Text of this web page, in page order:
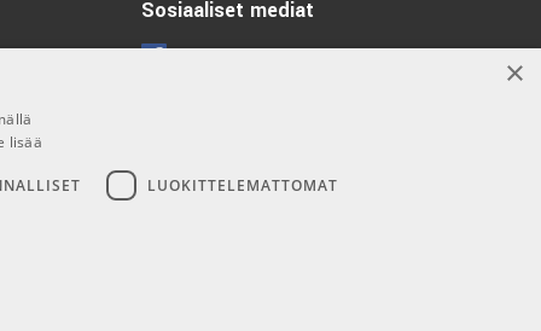
Sosiaaliset mediat
Facebook ×
lisää
LUOKITTELEMATTOMAT